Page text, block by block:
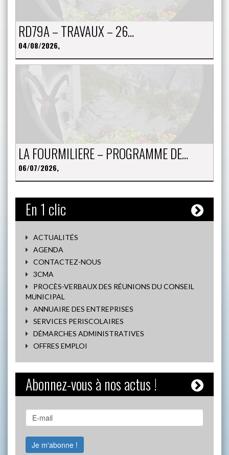
RD79A – TRAVAUX – 26…
04/08/2026,
LA FOURMILIERE – PROGRAMME DE…
06/07/2026,
En 1 clic
ACTUALITÉS
AGENDA
CONTACTEZ-NOUS
3CMA
PROCÈS-VERBAUX DES RÉUNIONS DU CONSEIL
MUNICIPAL
ANNUAIRE DES ENTREPRISES
SERVICES PERISCOLAIRES
DÉMARCHES ADMINISTRATIVES
OFFRES EMPLOI
Abonnez-vous à nos actus !